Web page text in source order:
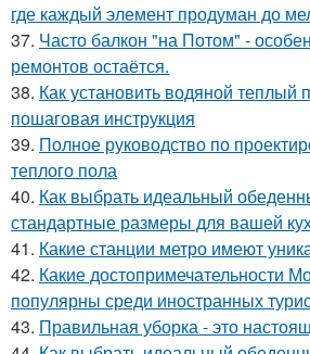
где каждый элемент продуман до
37. Часто балкон "на Потом" -
ремонтов остаётся.
38. Как установить водяной теплый
пошаговая инструкция
39. Полное руководство по
теплого пола
40. Как выбрать идеальный
стандартные размеры для вашей
41. Какие станции метро имеют
42. Какие достопримечательности
популярны среди иностранных
43. Правильная уборка - это